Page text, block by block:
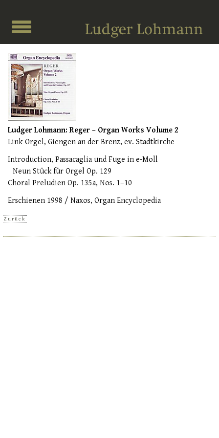
Ludger Lohmann: Reger – Organ Works Volume 2
Link-Orgel, Giengen an der Brenz, ev. Stadtkirche
Introduction, Passacaglia und Fuge in e-Moll
Neun Stück für Orgel Op. 129
Choral Preludien Op. 135a, Nos. 1–10
Erschienen 1998 / Naxos, Organ Encyclopedia
Zurück